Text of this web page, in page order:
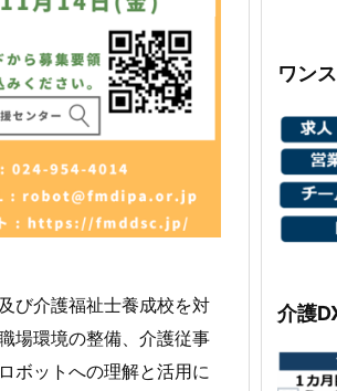
び介護福祉士養成校を対
場環境の整備、介護従事
ボットへの理解と活用に
ワン
介護